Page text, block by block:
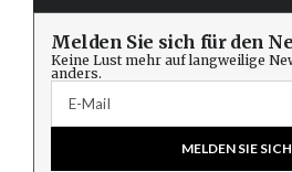
Melden Sie sich für den
Keine Lust mehr auf langweilige
anders.
MELDEN SIE